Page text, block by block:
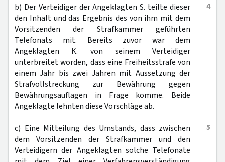
4
b) Der Verteidiger der Angeklagten S. teilte dieser
den Inhalt und das Ergebnis des von ihm mit dem
Vorsitzenden der Strafkammer geführten
Telefonats mit. Bereits zuvor war dem
Angeklagten K. von seinem Verteidiger
unterbreitet worden, dass eine Freiheitsstrafe von
einem Jahr bis zwei Jahren mit Aussetzung der
Strafvollstreckung zur Bewährung gegen
Bewährungsauflagen in Frage komme. Beide
Angeklagte lehnten diese Vorschläge ab.
5
c) Eine Mitteilung des Umstands, dass zwischen
dem Vorsitzenden der Strafkammer und den
Verteidigern der Angeklagten solche Telefonate